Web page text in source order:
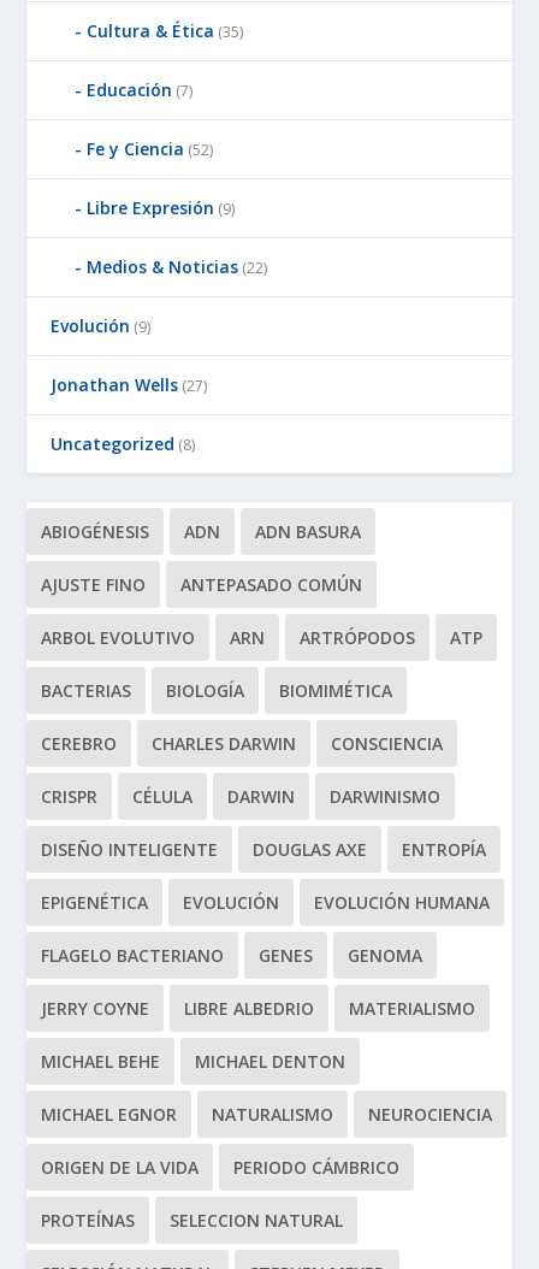
Cultura & Ética (35)
Educación (7)
Fe y Ciencia (52)
Libre Expresión (9)
Medios & Noticias (22)
Evolución (9)
Jonathan Wells (27)
Uncategorized (8)
ABIOGÉNESIS ADN ADN BASURA
AJUSTE FINO ANTEPASADO COMÚN
ARBOL EVOLUTIVO ARN ARTRÓPODOS ATP
BACTERIAS BIOLOGÍA BIOMIMÉTICA
CEREBRO CHARLES DARWIN CONSCIENCIA
CRISPR CÉLULA DARWIN DARWINISMO
DISEÑO INTELIGENTE DOUGLAS AXE ENTROPÍA
EPIGENÉTICA EVOLUCIÓN EVOLUCIÓN HUMANA
FLAGELO BACTERIANO GENES GENOMA
JERRY COYNE LIBRE ALBEDRIO MATERIALISMO
MICHAEL BEHE MICHAEL DENTON
MICHAEL EGNOR NATURALISMO NEUROCIENCIA
ORIGEN DE LA VIDA PERIODO CÁMBRICO
PROTEÍNAS SELECCION NATURAL